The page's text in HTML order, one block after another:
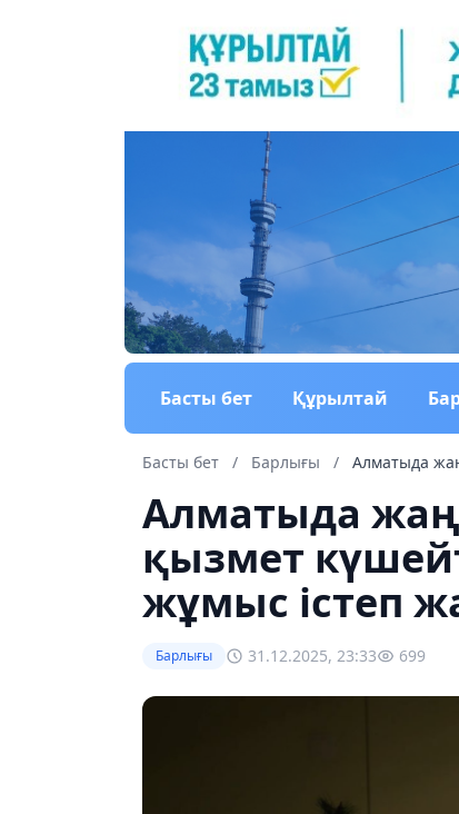
Басты бет Құрылтай
Басты бет / Барлығы / Алматыда
Алматыда
қызмет
жұмыс істеп
Барлығы 31.12.2025, 23:33 699